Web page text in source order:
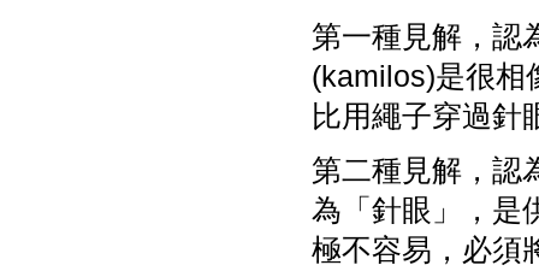
第一種見解，認
(kamilos)是很相
比用繩子穿過針
第二種見解，認
為「針眼」，是
極不容易，必須